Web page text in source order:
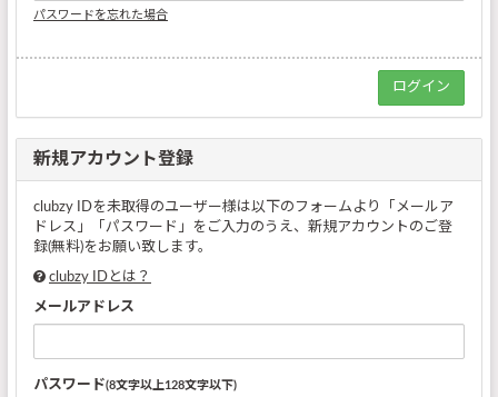
パスワードを忘れた場合
新規アカウント登録
clubzy IDを未取得のユーザー様は以下のフォームより「メールア
ドレス」「パスワード」をご入力のうえ、新規アカウントのご登
録(無料)をお願い致します。
clubzy IDとは？
メールアドレス
パスワード(8文字以上128文字以下)